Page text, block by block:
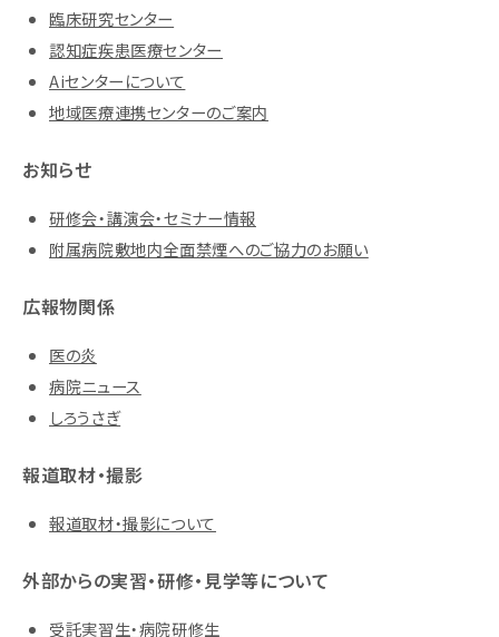
臨床研究センター
認知症疾患医療センター
Aiセンターについて
地域医療連携センターのご案内
お知らせ
研修会・講演会・セミナー情報
附属病院敷地内全面禁煙へのご協力のお願い
広報物関係
医の炎
病院ニュース
しろうさぎ
報道取材・撮影
報道取材・撮影について
外部からの実習・研修・見学等について
受託実習生・病院研修生